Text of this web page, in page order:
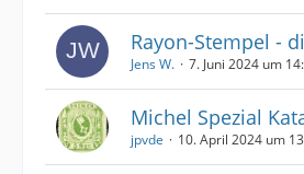
Rayon-Stempel -
Jens W. 7. Juni 2024 um
Michel Spezial
jpvde 10. April 2024 um